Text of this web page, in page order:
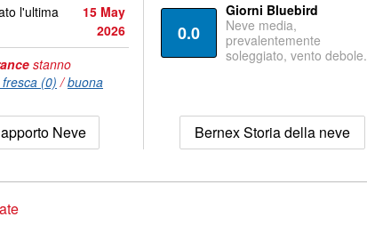
l'ultima
15 May
2026
stanno
(0)/buona
Neve
0.0
Giorni Bluebird
Neve media,
prevalentemente
soleggiato, vento debole.
Bernex Storia della neve